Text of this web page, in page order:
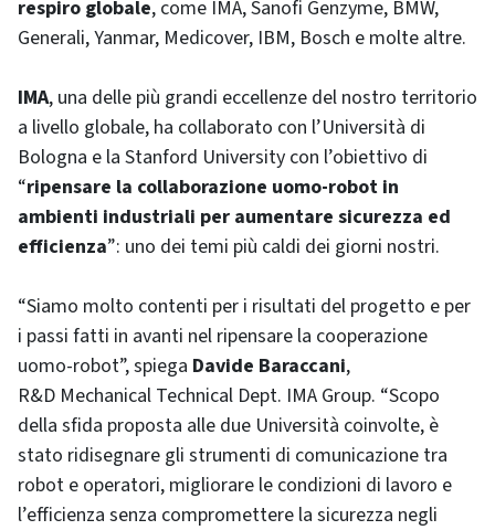
respiro globale, come IMA, Sanofi Genzyme, BMW,
Generali, Yanmar, Medicover, IBM, Bosch e molte altre.
IMA, una delle più grandi eccellenze del nostro territorio
a livello globale, ha collaborato con l’Università di
Bologna e la Stanford University con l’obiettivo di
“ripensare la collaborazione uomo-robot in
ambienti industriali per aumentare sicurezza ed
efficienza”: uno dei temi più caldi dei giorni nostri.
“Siamo molto contenti per i risultati del progetto e per
i passi fatti in avanti nel ripensare la cooperazione
uomo-robot”, spiega Davide Baraccani,
R&D Mechanical Technical Dept. IMA Group. “Scopo
della sfida proposta alle due Università coinvolte, è
stato ridisegnare gli strumenti di comunicazione tra
robot e operatori, migliorare le condizioni di lavoro e
l’efficienza senza compromettere la sicurezza negli